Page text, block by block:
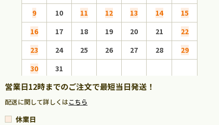
9
10 11 12 13 14
15
16
17 18 19 20 21
22
23
24 25 26 27 28
29
30
31
営業日12時までのご注文で最短当日発送！
配送に関して詳しくはこちら
休業日